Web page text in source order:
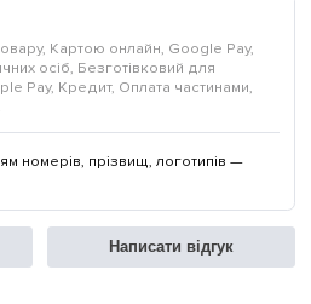
Картою онлайн, Google Pay,
осіб, Безготівковий для
Pay, Кредит, Оплата частинами,
номерів, прізвищ, логотипів —
Написати відгук